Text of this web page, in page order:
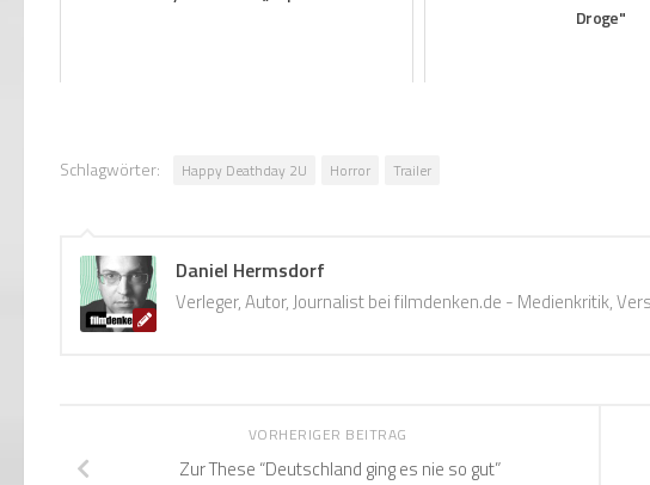
Droge"
Schlagwörter: Happy Deathday 2U Horror Trailer
Daniel Hermsdorf
Verleger, Autor, Journalist bei filmdenken.de - Medienkritik,
VORHERIGER BEITRAG
Zur These “Deutschland ging es nie so gut”